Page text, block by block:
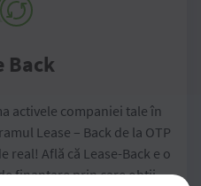
Back
activele companiei tale în
Lease – Back de la OTP
real! Află că Lease-Back e o
finanțare prin care obții